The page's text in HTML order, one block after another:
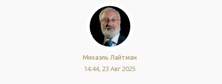
Михаэль Лайтман
14:44, 23 Авг 2025